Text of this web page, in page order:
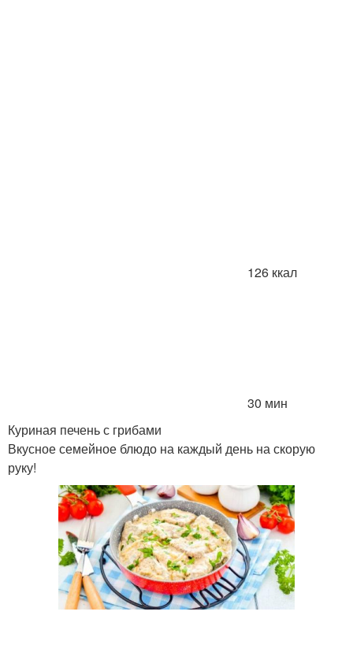
126 ккал
30 мин
Куриная печень с грибами
Вкусное семейное блюдо на каждый день на скорую
руку!